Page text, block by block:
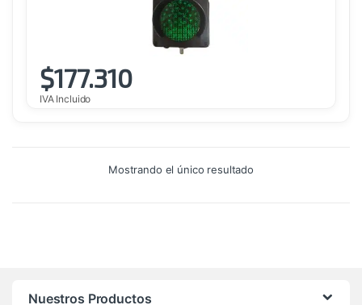
$177.310
IVA Incluido
Mostrando el único resultado
Nuestros Productos